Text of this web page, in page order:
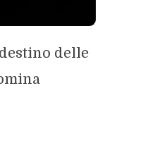
delle